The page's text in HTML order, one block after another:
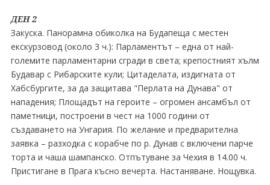
ДЕН 2
Закуска. Панорамна обиколка на Будапеща с местен
екскурзовод (около 3 ч.): Парламентът – една от най-
големите парламентарни сгради в света; крепостният хълм
Будавар с Рибарските кули; Цитаделата, издигната от
Хабсбургите, за да защитава "Перлата на Дунава" от
нападения; Площадът на героите – огромен ансамбъл от
паметници, построени в чест на 1000 години от
създаването на Унгария. По желание и предварителна
заявка – разходка с корабче по р. Дунав с включени парче
торта и чаша шампанско. Отпътуване за Чехия в 14.00 ч.
Пристигане в Прага късно вечерта. Настаняване. Нощувка.